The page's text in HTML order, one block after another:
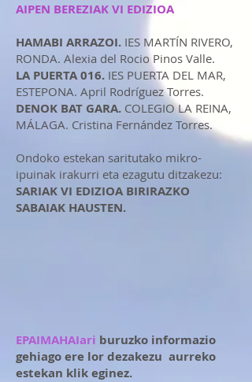
AIPEN BEREZIAK VI EDIZIOA
HAMABI ARRAZOI. IES MARTÍN RIVERO,
RONDA. Alexia del Rocio Pinos Valle.
LA PUERTA 016. IES PUERTA DEL MAR,
ESTEPONA. April Rodríguez Torres.
DENOK BAT GARA. COLEGIO LA REINA,
MÁLAGA. Cristina Fernández Torres.
Ondoko estekan saritutako mikro-
ipuinak irakurri eta ezagutu ditzakezu:
SARIAK VI EDIZIOA BIRIRAZKO
SABAIAK HAUSTEN.
EPAIMAHAIari buruzko informazio
gehiago ere lor dezakezu aurreko
estekan klik eginez.